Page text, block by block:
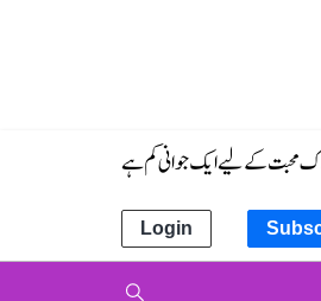
محبت کے لیے ایک جوانی کم ہے
Login